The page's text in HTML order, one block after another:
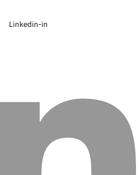
Linkedin-in